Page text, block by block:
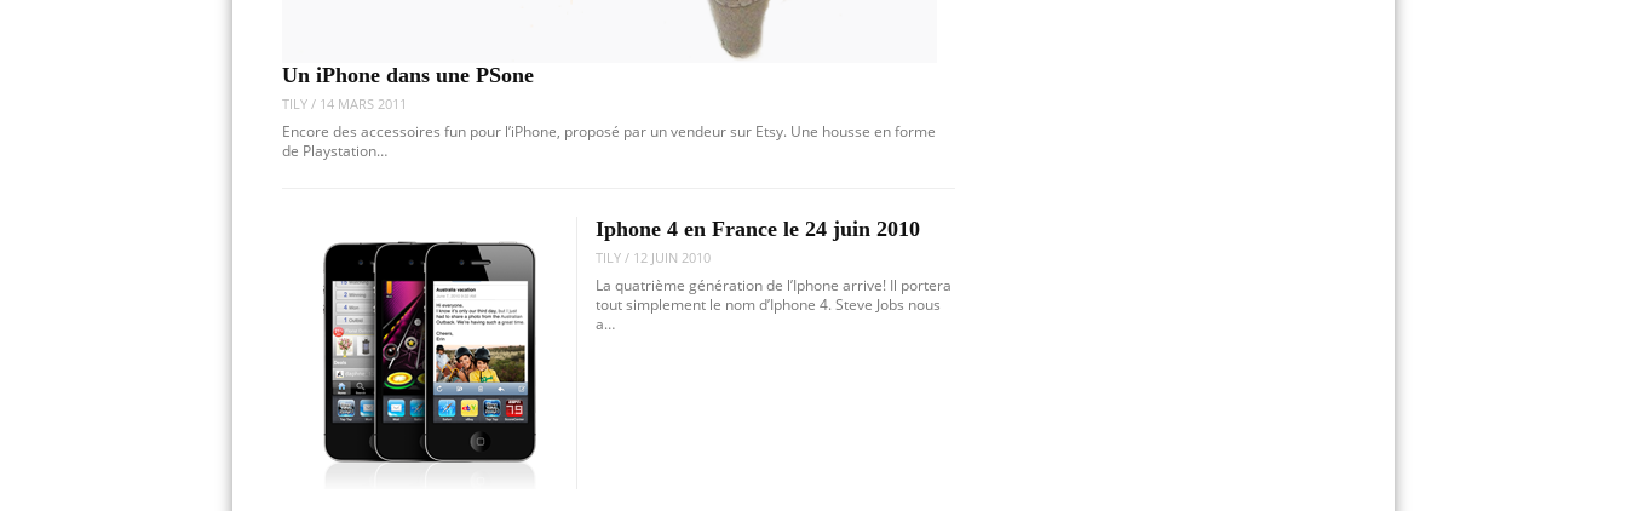
Un iPhone dans une PSone
TILY / 14 MARS 2011
Encore des accessoires fun pour l’iPhone, proposé par un vendeur sur Etsy. Une housse en forme
de Playstation…
Iphone 4 en France le 24 juin 2010
TILY / 12 JUIN 2010
La quatrième génération de l’Iphone arrive! Il portera
tout simplement le nom d’Iphone 4. Steve Jobs nous
a…